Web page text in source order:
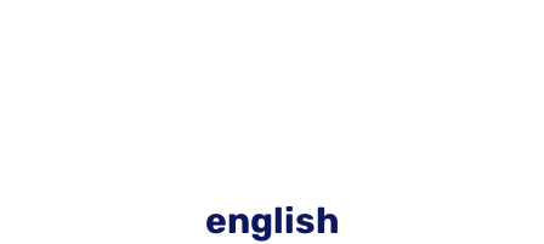
english